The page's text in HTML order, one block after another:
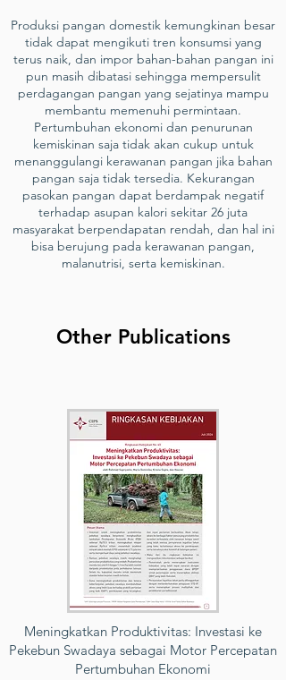
Produksi pangan domestik kemungkinan besar
tidak dapat mengikuti tren konsumsi yang
terus naik, dan impor bahan-bahan pangan ini
pun masih dibatasi sehingga mempersulit
perdagangan pangan yang sejatinya mampu
membantu memenuhi permintaan.
Pertumbuhan ekonomi dan penurunan
kemiskinan saja tidak akan cukup untuk
menanggulangi kerawanan pangan jika bahan
pangan saja tidak tersedia. Kekurangan
pasokan pangan dapat berdampak negatif
terhadap asupan kalori sekitar 26 juta
masyarakat berpendapatan rendah, dan hal ini
bisa berujung pada kerawanan pangan,
malanutrisi, serta kemiskinan.
Other Publications
Meningkatkan Produktivitas: Investasi ke
Pekebun Swadaya sebagai Motor Percepatan
Pertumbuhan Ekonomi